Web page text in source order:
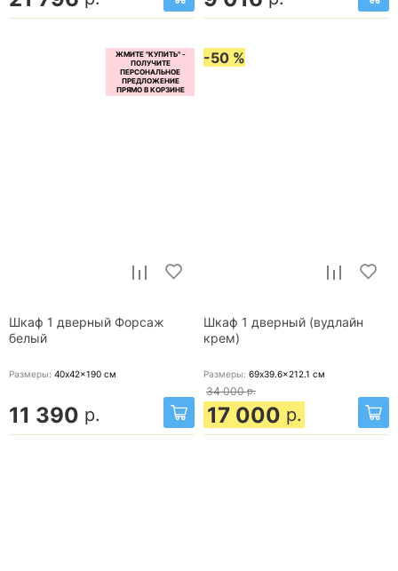
Шкаф 1 дверный Форсаж
белый
Размеры: 40x42x190 см
11 390 р.
-50 %
Шкаф 1 дверный (вудлайн
крем)
Размеры: 69x39.6x212.1 см
34 000 р.
17 000 р.